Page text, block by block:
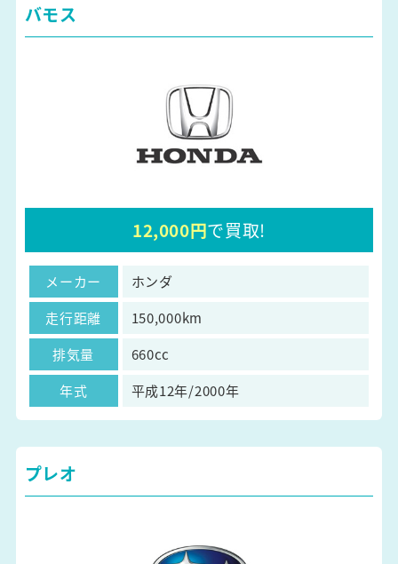
バモス
12,000円で買取!
メーカー
ホンダ
走行距離
150,000km
排気量
660cc
年式
平成12年/2000年
プレオ